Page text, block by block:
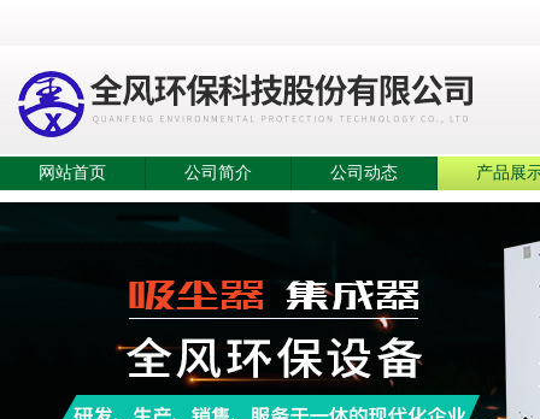
网站首页 公司简介 公司动态 产品展